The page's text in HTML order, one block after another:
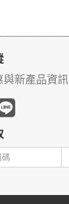
與新產品資訊